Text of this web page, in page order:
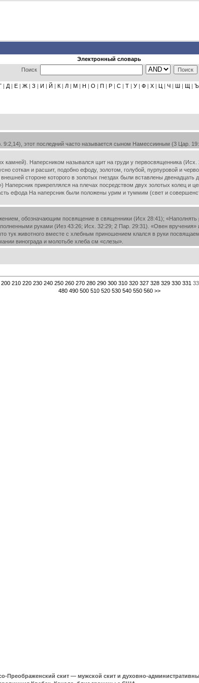
Электронный словарь
Поиск
| Д | Е | Ж | З | И | Й | К | Л | М | Н | О | П | Р | С | Т | У | Ф | Х | Ц | Ч | Ш | Щ | Ъ
этот последний часто называется сыном Намессииным (3 Цар.
Наперсником назывался щит на груди у первосвященника
соткан и расшит, подобно ефоду, золотом, голубой, пурпуровой и
стороне которого в золотых гнездах были вставлены
прикреплялся на плечах посредством двух золотых колец и
ефода На наперсник были положены урим и туммим (свет и
обозначающим посвящение в священники (Исх 28:41); «Наполнять
руками (Иез 43:26; Исх. 32:29; 2 Пар. 29:31). «Овен
тук животного вместе с хлебным приношением клался в руки
винограда и молотьбе хлеба см «слезы».
200 210 220 230 240 250 260 270 280 290 300 310 320 327 328 329 330 331
480 490 500 510 520 530 540 550 560 >>
Преображенский скит — мужской скит и духовно-